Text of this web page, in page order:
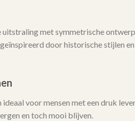
met symmetrische
door historische stijlen
ideaal voor mensen met een druk
en toch mooi blijven.